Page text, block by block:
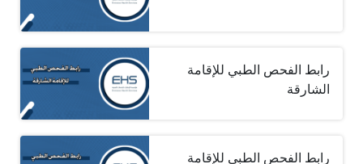
رابط الفحص الطبي للإقامة
الشارقة
رابط الفحص الطبي للإقامة